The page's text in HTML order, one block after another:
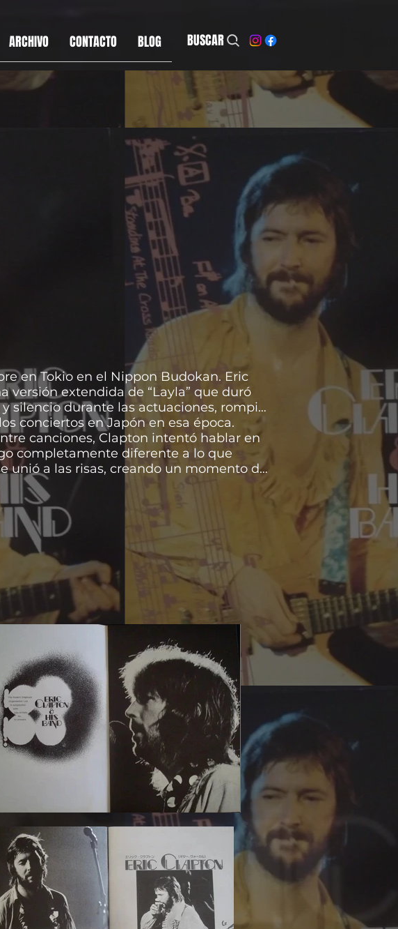
ARCHIVO CONTACTO BLOG BUSCAR
en Tokio en el Nippon Budokan. Eric
versión extendida de “Layla” que duró
silencio durante las actuaciones, rompió
conciertos en Japón en esa época.
canciones, Clapton intentó hablar en
completamente diferente a lo que
unió a las risas, creando un momento de